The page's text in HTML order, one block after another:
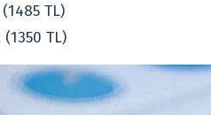
TL)
TL)